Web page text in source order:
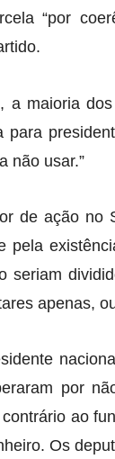
“por
a maioria
para
não usar.”
de ação no
pela
seriam
apenas,
por
ao
Os